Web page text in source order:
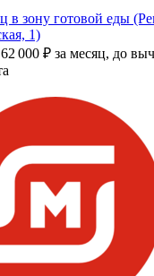
в зону готовой еды
1)
62 000 ₽ за месяц, до